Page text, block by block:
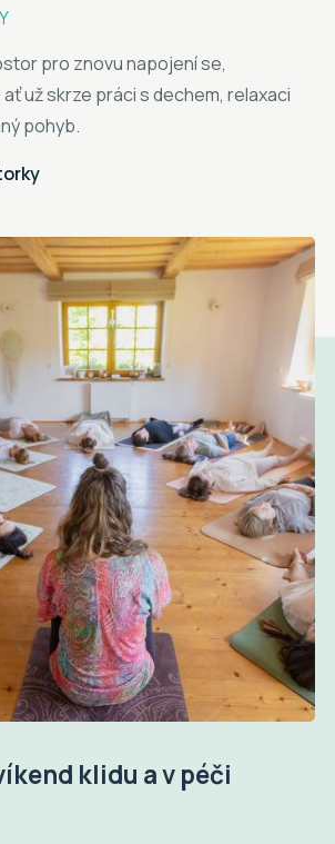
pro znovu napojení se,
už skrze práci s dechem, relaxaci
pohyb.
klidu a v péči